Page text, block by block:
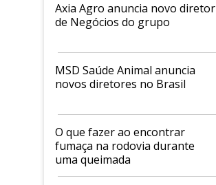
Axia Agro anuncia novo diretor
de Negócios do grupo
MSD Saúde Animal anuncia
novos diretores no Brasil
O que fazer ao encontrar
fumaça na rodovia durante
uma queimada